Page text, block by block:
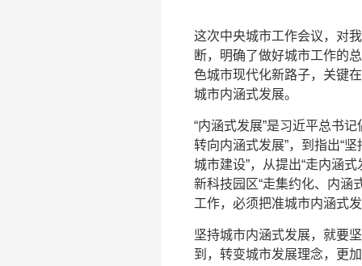
这次中央城市工作会议，对
断，明确了做好城市工作的
色城市现代化新路子，关键
城市内涵式发展。
“内涵式发展”是习近平总书
转向内涵式发展”，到指出“
城市建设”，从提出“走内涵
新科技园区“走集约化、内涵
工作，必须把准城市内涵式
坚持城市内涵式发展，就要
到，转变城市发展理念，更